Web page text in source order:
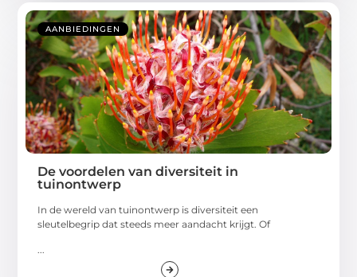
AANBIEDINGEN
De voordelen van diversiteit in
tuinontwerp
In de wereld van tuinontwerp is diversiteit een
sleutelbegrip dat steeds meer aandacht krijgt. Of
...